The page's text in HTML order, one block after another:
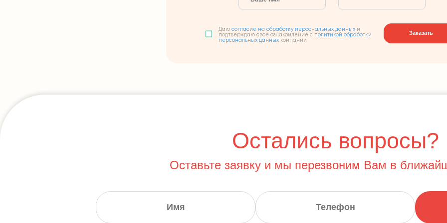
Даю согласие на обработку персональных данных и
подтверждаю свое ознакомление с политикой обработки
персональных данных компании
Заказать
Остались вопросы?
Оставьте заявку и мы перезвоним Вам в